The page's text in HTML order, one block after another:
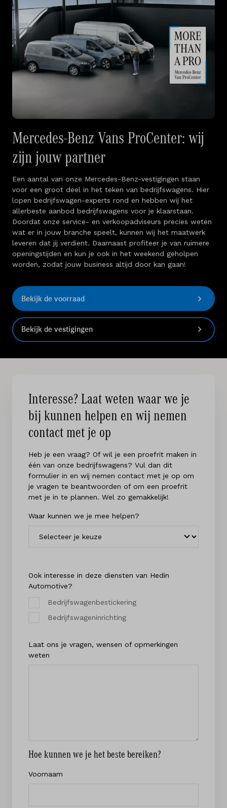
Mercedes-Benz Vans ProCenter: wij
zijn jouw partner
Een aantal van onze Mercedes-Benz-vestigingen staan
voor een groot deel in het teken van bedrijfswagens. Hier
lopen bedrijfswagen-experts rond en hebben wij het
allerbeste aanbod bedrijfswagens voor je klaarstaan.
Doordat onze service- en verkoopadviseurs precies weten
wat er in jouw branche speelt, kunnen wij het maatwerk
leveren dat jij verdient. Daarnaast profiteer je van ruimere
openingstijden en kun je ook in het weekend geholpen
worden, zodat jouw business altijd door kan gaan!
Bekijk de voorraad
Bekijk de vestigingen
Interesse? Laat weten waar we je
bij kunnen helpen en wij nemen
contact met je op
Heb je een vraag? Of wil je een proefrit maken in
één van onze bedrijfswagens? Vul dan dit
formulier in en wij nemen contact met je op om
je vragen te beantwoorden of om een proefrit
met je in te plannen. Wel zo gemakkelijk!
Waar kunnen we je mee helpen?
Ook interesse in deze diensten van Hedin
Automotive?
Bedrijfswagenbestickering
Bedrijfswageninrichting
Laat ons je vragen, wensen of opmerkingen
weten
Hoe kunnen we je het beste bereiken?
Voornaam